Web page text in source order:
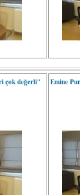
çok değerli" Emine